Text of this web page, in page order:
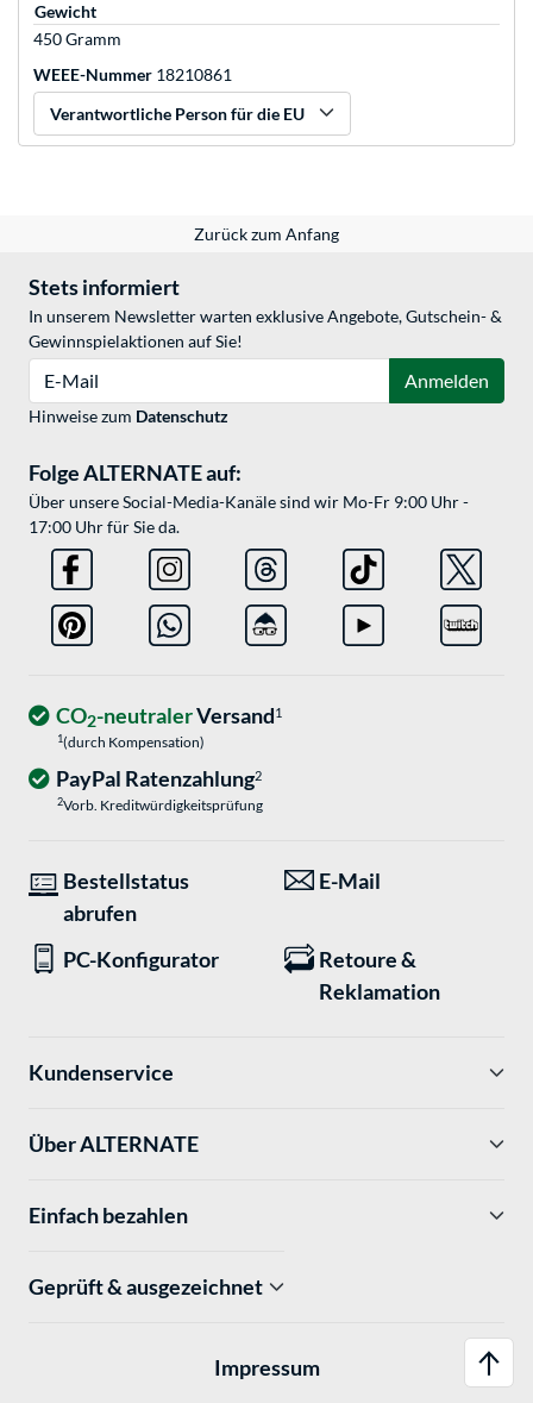
Gewicht
450 Gramm
WEEE-Nummer 18210861
Verantwortliche Person für die EU
Zurück zum Anfang
Stets informiert
In unserem Newsletter warten exklusive Angebote, Gutschein- &
Gewinnspielaktionen auf Sie!
Anmelden
Hinweise zum Datenschutz
Folge ALTERNATE auf:
Über unsere Social-Media-Kanäle sind wir Mo-Fr 9:00 Uhr -
17:00 Uhr für Sie da.
CO2-neutralerVersand1
1(durch Kompensation)
PayPal Ratenzahlung2
2Vorb. Kreditwürdigkeitsprüfung
Bestellstatus
abrufen
E-Mail
PC-Konfigurator
Retoure &
Reklamation
Kundenservice
Über ALTERNATE
Einfach bezahlen
Geprüft & ausgezeichnet
Impressum